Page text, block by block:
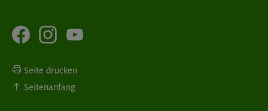
Seite drucken
Seitenanfang